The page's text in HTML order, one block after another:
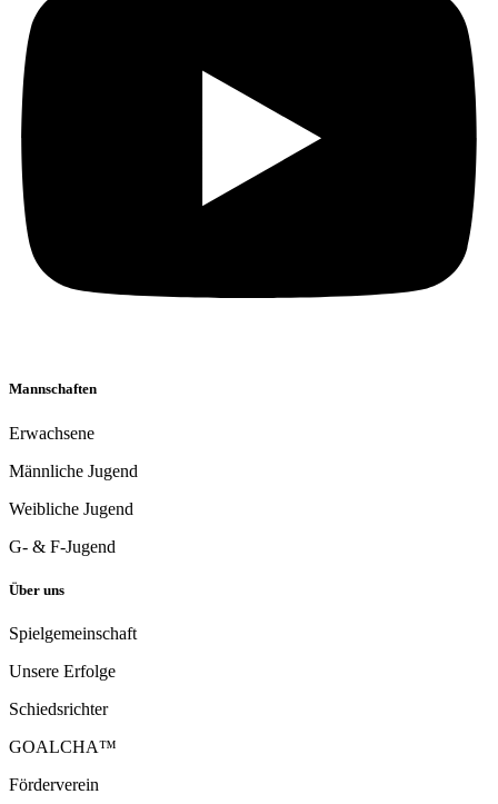
Mannschaften
Erwachsene
Männliche Jugend
Weibliche Jugend
G- & F-Jugend
Über uns
Spielgemeinschaft
Unsere Erfolge
Schiedsrichter
GOALCHA™
Förderverein